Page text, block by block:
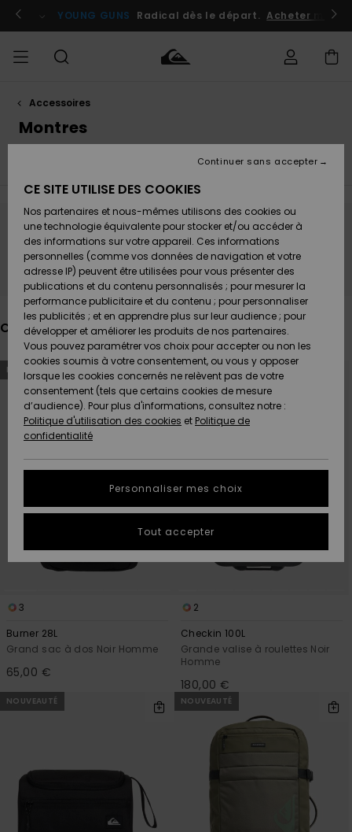
de
grille
des
produits
Se connecter / s'inscrire
YOUNG GUNS Radical dès le départ. Acheter
HOMME
Chaussures
& Tongs
Surf
Snow
Nouveautés
A
Découvrir
Chaussures
& Tongs
Surf
Snow
Nouveautés
A
Découvrir
FEMME
A
Découvrir
Snow
SURF
Surf
Shop
Enfant
Highlights
Communauté
SNOW
Snow
Shop
Enfant
Snow
Shop
Femme
A
Découvrir
Communauté
OUTLET
Enfant
Outlet
Femme
AIDE &
CONTACT
Retours
Paiement
Carte
Cadeau
Quiksilver
Freedom
Protection
des
tailles
conversation
question.
conversation
aux
questions
les plus
fréquentes
et notre
MAGASINS
QUIKSILVER
Accessoires
Montres
Serviettes de Plage & Poncho Sacs &
Ne partez pas trop loin, nos produits seront
bientôt de retour
Ces produits pourraient vous plaire
Passer
aux
critères
filtrage
recherche
Aller
trier
NOUVEAUTÉ
3
Burner 28L
Grand sac à dos Noir Homme
65,00 €
NOUVEAUTÉ
2
Checkin 100L
Grande valise à roulettes Noir
Homme
180,00 €
NOUVEAUTÉ NOUVEAUTÉ
CE SITE UTILISE DES COOKIES
Nos partenaires et nous-mêmes utilisons des cookies ou
une technologie équivalente pour stocker et/ou accéder à
des informations sur votre appareil. Ces informations
personnelles (comme vos données de navigation et votre
adresse IP) peuvent être utilisées pour vous présenter des
publications et du contenu personnalisés ; pour mesurer la
performance publicitaire et du contenu ; pour personnaliser
les publicités ; et en apprendre plus sur leur audience ; pour
développer et améliorer les produits de nos partenaires.
Vous pouvez paramétrer vos choix pour accepter ou non les
cookies soumis à votre consentement, ou vous y opposer
lorsque les cookies concernés ne relèvent pas de votre
consentement (tels que certains cookies de mesure
d’audience). Pour plus d'informations, consultez notre :
Politique d'utilisation des cookies et Politique de
confidentialité
Personnaliser mes choix
Continuer sans accepter
Tout accepter